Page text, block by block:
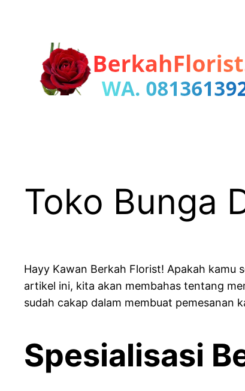
Toko Bunga
Hayy Kawan Berkah Florist! Apakah kamu
artikel ini, kita akan membahas tentang
sudah cakap dalam membuat pemesanan
Spesialisasi